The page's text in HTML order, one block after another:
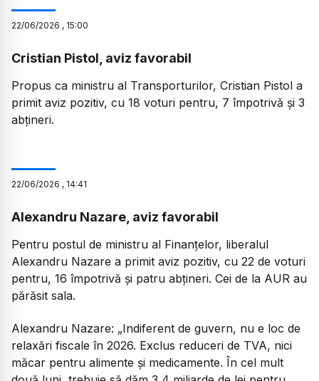
22/06/2026 , 15:00
Cristian Pistol, aviz favorabil
Propus ca ministru al Transporturilor, Cristian Pistol a
primit aviz pozitiv, cu 18 voturi pentru, 7 împotrivă și 3
abțineri.
22/06/2026 , 14:41
Alexandru Nazare, aviz favorabil
Pentru postul de ministru al Finanțelor, liberalul
Alexandru Nazare a primit aviz pozitiv, cu 22 de voturi
pentru, 16 împotrivă și patru abțineri. Cei de la AUR au
părăsit sala.
Alexandru Nazare: „Indiferent de guvern, nu e loc de
relaxări fiscale în 2026. Exclus reduceri de TVA, nici
măcar pentru alimente și medicamente. În cel mult